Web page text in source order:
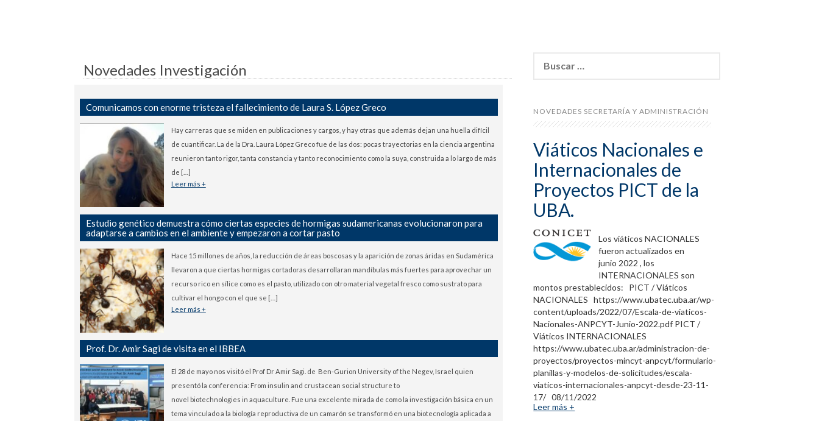
Novedades Investigación
Comunicamos con enorme tristeza el fallecimiento de Laura S. López Greco
Hay carreras que se miden en publicaciones y cargos, y hay otras que además dejan una huella difícil
de cuantificar. La de la Dra. Laura López Greco fue de las dos: pocas trayectorias en la ciencia argentina
reunieron tanto rigor, tanta constancia y tanto reconocimiento como la suya, construida a lo largo de más
de […]
Leer más +
Estudio genético demuestra cómo ciertas especies de hormigas sudamericanas evolucionaron para
adaptarse a cambios en el ambiente y empezaron a cortar pasto
Hace 15 millones de años, la reducción de áreas boscosas y la aparición de zonas áridas en Sudamérica
llevaron a que ciertas hormigas cortadoras desarrollaran mandíbulas más fuertes para aprovechar un
recurso rico en sílice como es el pasto, utilizado con otro material vegetal fresco como sustrato para
cultivar el hongo con el que se […]
Leer más +
Prof. Dr. Amir Sagi de visita en el IBBEA
El 28 de mayo nos visitó el Prof Dr Amir Sagi. de Ben-Gurion University of the Negev, Israel quien
presentó la conferencia: From insulin and crustacean social structure to
novel biotechnologies in aquaculture. Fue una excelente mirada de como la investigación básica en un
tema vinculado a la biología reproductiva de un camarón se transformó en una biotecnología aplicada a
NOVEDADES SECRETARÍA Y ADMINISTRACIÓN
Viáticos Nacionales e
Internacionales de
Proyectos PICT de la
UBA.
Los viáticos NACIONALES
fueron actualizados en
junio 2022 , los
INTERNACIONALES son
montos prestablecidos: PICT / Viáticos
NACIONALES https://www.ubatec.uba.ar/wp-
content/uploads/2022/07/Escala-de-viaticos-
Nacionales-ANPCYT-Junio-2022.pdf PICT /
Viáticos INTERNACIONALES
https://www.ubatec.uba.ar/administracion-de-
proyectos/proyectos-mincyt-anpcyt/formulario-
planillas-y-modelos-de-solicitudes/escala-
viaticos-internacionales-anpcyt-desde-23-11-
17/ 08/11/2022
Leer más +